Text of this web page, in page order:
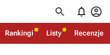
  
Rankingi Listy Recenzje